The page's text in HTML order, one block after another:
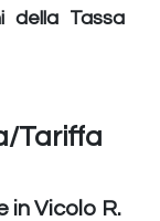
della Tassa
Tariffa
in Vicolo R.